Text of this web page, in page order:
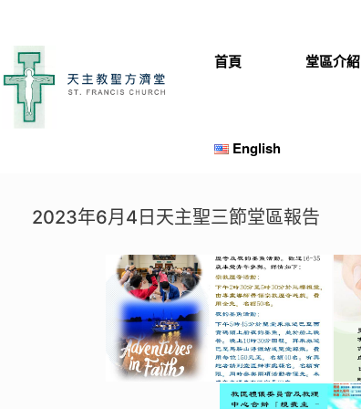
content
首頁 堂區介紹
English
2023年6月4日天主聖三節堂區報告